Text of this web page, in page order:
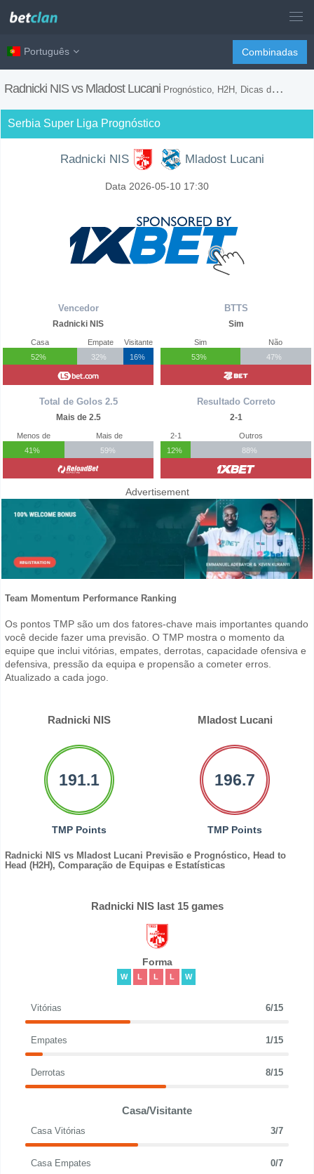
Português Combinadas
Radnicki NIS vs Mladost Lucani Prognóstico, H2H, Dicas de Apostas e Previsão do Jogo
Serbia Super Liga Prognóstico
Radnicki NIS Mladost Lucani
Data 2026-05-10 17:30
Vencedor
Radnicki NIS
Casa
52%
Empate
32%
Visitante
16%
Total de Golos 2.5
Mais de 2.5
Menos de
41%
Mais de
59%
BTTS
Sim
Sim
53%
Não
47%
Resultado Correto
2-1
2-1
12%
Outros
88%
Advertisement
Team Momentum Performance Ranking
Os pontos TMP são um dos fatores-chave mais importantes quando
você decide fazer uma previsão. O TMP mostra o momento da
equipe que inclui vitórias, empates, derrotas, capacidade ofensiva e
defensiva, pressão da equipa e propensão a cometer erros.
Atualizado a cada jogo.
Radnicki NIS Mladost Lucani
191.1
TMP Points
196.7
TMP Points
Radnicki NIS vs Mladost Lucani Previsão e Prognóstico, Head to
Head (H2H), Comparação de Equipas e Estatísticas
Radnicki NIS last 15 games
Forma
W L L L W
Vitórias 6/15
Empates 1/15
Derrotas 8/15
Casa/Visitante
Casa Vitórias 3/7
Casa Empates 0/7